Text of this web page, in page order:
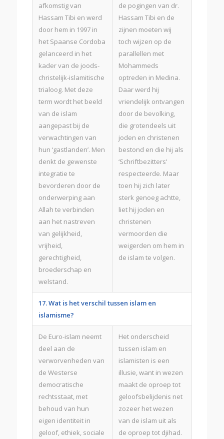
afkomstig van
Hassam Tibi en werd
door hem in 1997 in
het Spaanse Cordoba
gelanceerd in het
kader van de joods-
christelijk-islamitische
trialoog. Met deze
term wordt het beeld
van de islam
aangepast bij de
verwachtingen van
hun ‘gastlanden’. Men
denkt de gewenste
integratie te
bevorderen door de
onderwerping aan
Allah te verbinden
aan het nastreven
van gelijkheid,
vrijheid,
gerechtigheid,
broederschap en
welstand.
de pogingen van dr.
Hassam Tibi en de
zijnen moeten wij
toch wijzen op de
parallellen met
Mohammeds
optreden in Medina.
Daar werd hij
vriendelijk ontvangen
door de bevolking,
die grotendeels uit
joden en christenen
bestond en die hij als
‘Schriftbezitters’
respecteerde. Maar
toen hij zich later
sterk genoeg achtte,
liet hij joden en
christenen
vermoorden die
weigerden om hem in
de islam te volgen.
17. Wat is het verschil tussen islam en
islamisme?
De Euro-islam neemt
deel aan de
verworvenheden van
de Westerse
democratische
rechtsstaat, met
behoud van hun
eigen identiteit in
geloof, ethiek, sociale
Het onderscheid
tussen islam en
islamisten is een
illusie, want in wezen
maakt de oproep tot
geloofsbelijdenis net
zozeer het wezen
van de islam uit als
de oproep tot djihad.